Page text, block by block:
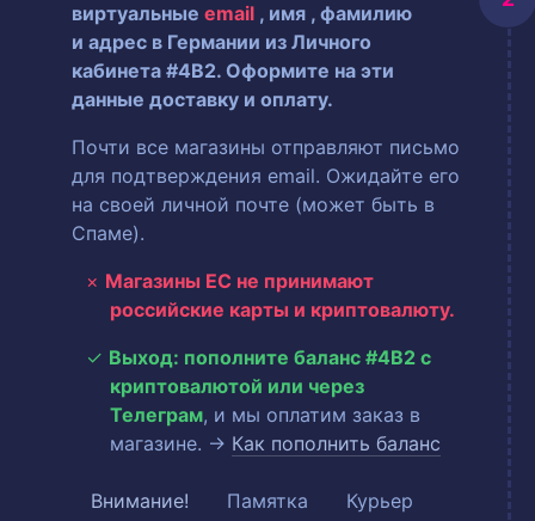
виртуальные email , имя , фамилию
и адрес в Германии из Личного
кабинета #4B2. Оформите на эти
данные доставку и оплату.
Почти все магазины отправляют письмо
для подтверждения email. Ожидайте его
на своей личной почте (может быть в
Спаме).
Магазины ЕС не принимают
российские карты и криптовалюту.
Выход: пополните баланс #4B2 с
криптовалютой или через
Телеграм, и мы оплатим заказ в
магазине. → Как пополнить баланс
Внимание! Памятка Курьер